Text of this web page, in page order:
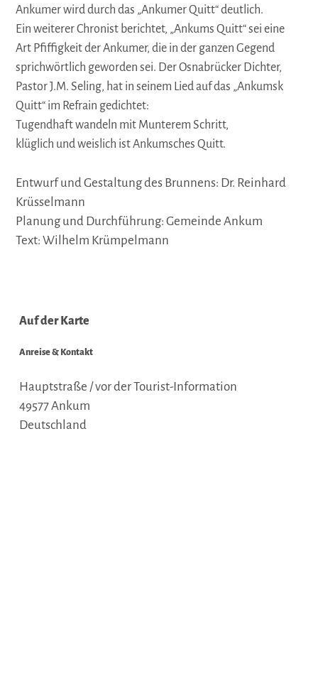
Ankumer wird durch das „Ankumer Quitt“ deutlich.
Ein weiterer Chronist berichtet, „Ankums Quitt“ sei eine
Art Pfiffigkeit der Ankumer, die in der ganzen Gegend
sprichwörtlich geworden sei. Der Osnabrücker Dichter,
Pastor J.M. Seling, hat in seinem Lied auf das „Ankumsk
Quitt“ im Refrain gedichtet:
Tugendhaft wandeln mit Munterem Schritt,
klüglich und weislich ist Ankumsches Quitt.
Entwurf und Gestaltung des Brunnens: Dr. Reinhard
Krüsselmann
Planung und Durchführung: Gemeinde Ankum
Text: Wilhelm Krümpelmann
Auf der Karte
Anreise & Kontakt
Hauptstraße / vor der Tourist-Information
49577Ankum
Deutschland